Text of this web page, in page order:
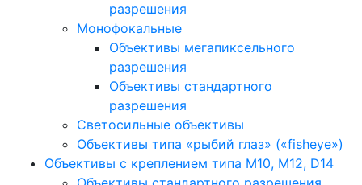
разрешения
Монофокальные
Объективы мегапиксельного
разрешения
Объективы стандартного
разрешения
Светосильные объективы
Объективы типа «рыбий глаз» («fisheye»)
Объективы с креплением типа M10, M12, D14